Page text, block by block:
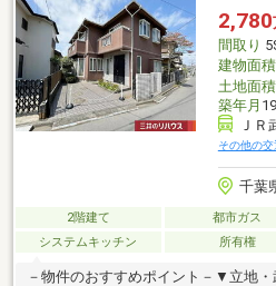
が身近に揃う便利な住環境です。■マ
ん、収益物件や資産運用としてもご
と将来性を兼ね備えた、市川市北方
2,780
間取り
建物面積
土地面積
築年月
Ｊ
その他の交
千葉
2階建て 都市ガス
システムキッチン
所有権
－物件のおすすめポイント－▼立地